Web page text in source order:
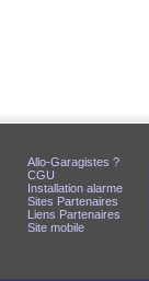
Allo-Garagistes ?
CGU
Installation alarme
Sites Partenaires
Liens Partenaires
Site mobile